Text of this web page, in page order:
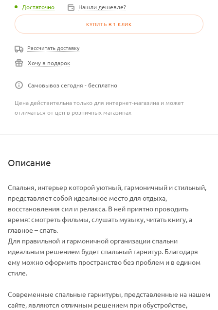
Достаточно Нашли дешевле?
КУПИТЬ В 1 КЛИК
Рассчитать доставку
Хочу в подарок
Самовывоз сегодня - бесплатно
Цена действительна только для интернет-магазина и может
отличаться от цен в розничных магазинах
Описание
Спальня, интерьер которой уютный, гармоничный и стильный,
представляет собой идеальное место для отдыха,
восстановления сил и релакса. В ней приятно проводить
время: смотреть фильмы, слушать музыку, читать книгу, а
главное – спать.
Для правильной и гармоничной организации спальни
идеальным решением будет спальный гарнитур. Благодаря
ему можно оформить пространство без проблем и в едином
стиле.
Современные спальные гарнитуры, представленные на нашем
сайте, являются отличным решением при обустройстве,